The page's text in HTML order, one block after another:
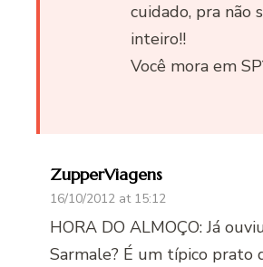
cuidado, pra não
inteiro!!
Você mora em
ZupperViagens
16/10/2012 at 15:12
HORA DO ALMOÇO: Já
Sarmale? É um típico prato